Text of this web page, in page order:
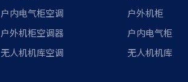
户内电气柜空调
户外机柜空调器
无人机机库空调
户外机柜
户内电气柜
无人机机库